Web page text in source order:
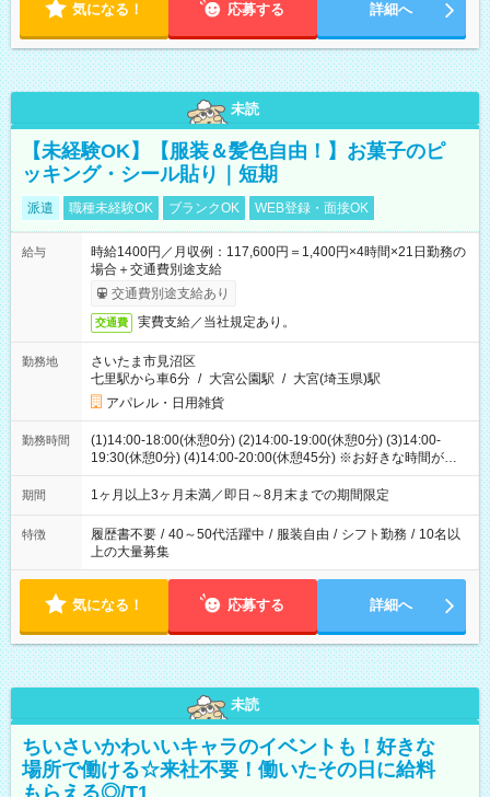
気になる！ 応募する 詳細へ
未読
【未経験OK】【服装＆髪色自由！】お菓子のピ
ッキング・シール貼り｜短期
派遣 職種未経験OK ブランクOK WEB登録・面接OK
給与
時給1400円／月収例：117,600円＝1,400円×4時間×21日勤務の
場合＋交通費別途支給
交通費別途支給あり
交通費 実費支給／当社規定あり。
勤務地
さいたま市見沼区
七里駅から車6分 / 大宮公園駅 / 大宮(埼玉県)駅
アパレル・日用雑貨
勤務時間
(1)14:00-18:00(休憩0分) (2)14:00-19:00(休憩0分) (3)14:00-
19:30(休憩0分) (4)14:00-20:00(休憩45分) ※お好きな時間が選べ
ます
期間 1ヶ月以上3ヶ月未満／即日～8月末までの期間限定
特徴 履歴書不要 / 40～50代活躍中 / 服装自由 / シフト勤務 / 10名以
上の大量募集
気になる！ 応募する 詳細へ
未読
ちいさいかわいいキャラのイベントも！好きな
場所で働ける☆来社不要！働いたその日に給料
もらえる◎/T1